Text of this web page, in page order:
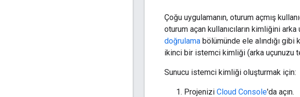
Çoğu uygulamanın, oturum açmış
oturum açan kullanıcıların kimliğini
doğrulama bölümünde ele alındığı gibi
ikinci bir istemci kimliği (arka uçunuzu
Sunucu istemci kimliği oluşturmak için:
Projenizi Cloud Console'da açın.